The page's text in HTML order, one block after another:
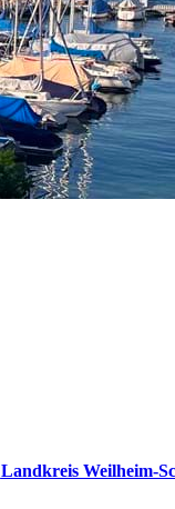
Landkreis Weilheim-